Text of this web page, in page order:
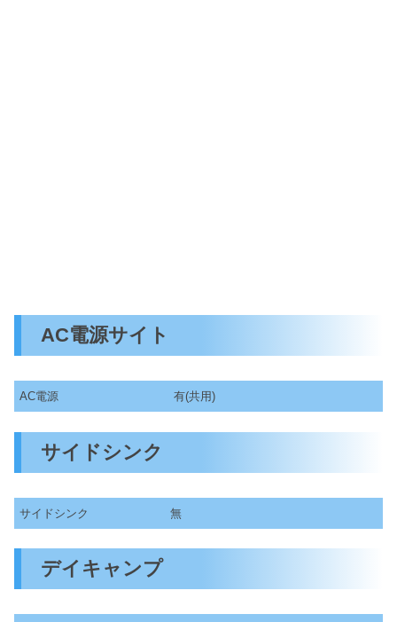
AC電源サイト
AC電源 有(共用)
サイドシンク
サイドシンク 無
デイキャンプ